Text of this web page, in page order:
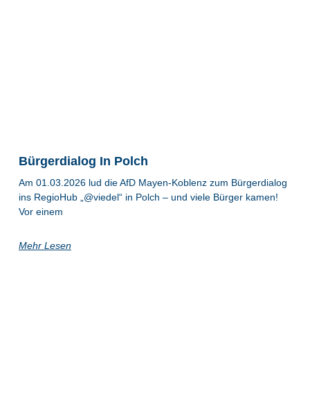
Bürgerdialog In Polch
Am 01.03.2026 lud die AfD Mayen-Koblenz zum Bürgerdialog
ins RegioHub „@viedel“ in Polch – und viele Bürger kamen!
Vor einem
Mehr Lesen